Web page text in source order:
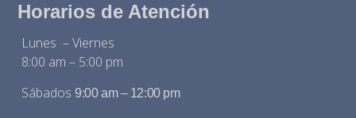
Horarios de Atención
Lunes – Viernes
8:00 am – 5:00 pm
Sábados 9:00 am – 12:00 pm